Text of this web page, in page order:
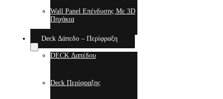
Wall Panel Επένδυσης Με 3D
Πηχάκια
Deck Δάπεδο – Περίφραξη
DECK Δαπέδου
Deck Περίφραξης